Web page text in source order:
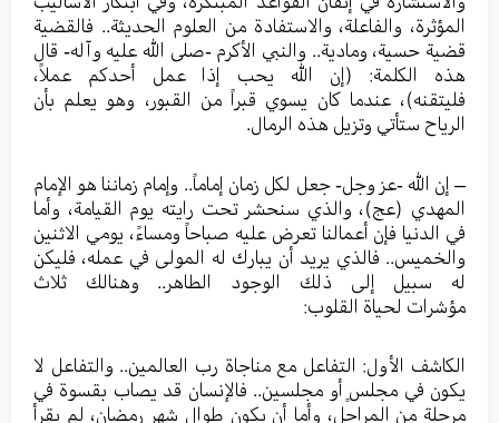
المؤثرة، والفاعلة، والاستفادة من العلوم الحديثة.. فالقضية
قضية حسية، ومادية.. والنبي الأكرم -صلى الله عليه وآله- قال
هذه الكلمة: (إن الله يحب إذا عمل أحدكم عملاً،
فليتقنه)، عندما كان يسوي قبراً من القبور، وهو يعلم بأن
الرياح ستأتي وتزيل هذه الرمال.
– إن الله -عز وجل- جعل لكل زمان إماماً.. وإمام زماننا هو الإمام
المهدي (عج)، والذي سنحشر تحت رايته يوم القيامة، وأما
في الدنيا فإن أعمالنا تعرض عليه صباحاً ومساءً، يومي الاثنين
والخميس.. فالذي يريد أن يبارك له المولى في عمله، فليكن
له سبيل إلى ذلك الوجود الطاهر.. وهنالك ثلاث
مؤشرات لحياة القلوب:
الكاشف الأول: التفاعل مع مناجاة رب العالمين.. والتفاعل لا
يكون في مجلسٍ أو مجلسين.. فالإنسان قد يصاب بقسوة في
مرحلة من المراحل، وأما أن يكون طوال شهر رمضان، لم يقرأ